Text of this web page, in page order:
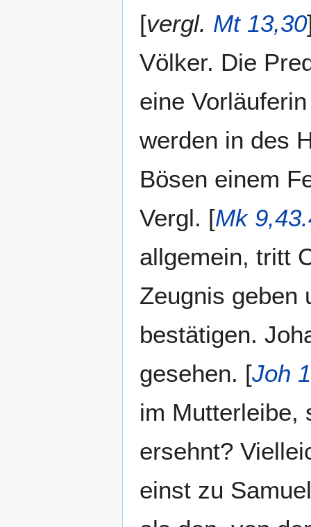
[vergl. Mt 13,30
Völker. Die
eine
werden in des
Bösen einem
Vergl. [Mk
allgemein, tritt
Zeugnis geben
bestätigen.
gesehen. [Joh
im Mutterleibe,
ersehnt?
einst zu